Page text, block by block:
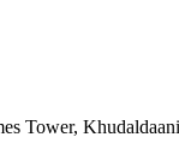
Tower,